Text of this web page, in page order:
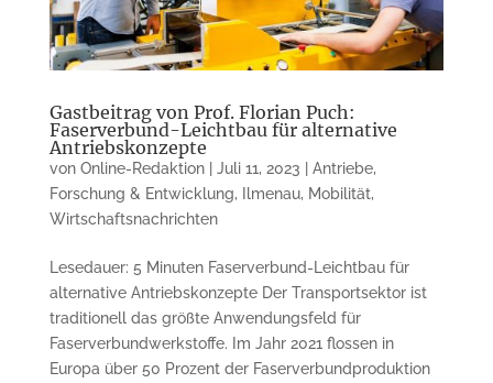
Gastbeitrag von Prof. Florian Puch:
Faserverbund-Leichtbau für alternative
Antriebskonzepte
von Online-Redaktion| Juli 11, 2023 | Antriebe,
Forschung & Entwicklung, Ilmenau, Mobilität,
Wirtschaftsnachrichten
Lesedauer: 5 Minuten Faserverbund-Leichtbau für
alternative Antriebs­konzepte Der Transportsektor ist
traditionell das größte Anwendungsfeld für
Faserverbundwerkstoffe. Im Jahr 2021 flossen in
Europa über 50 Prozent der Faserverbundproduktion